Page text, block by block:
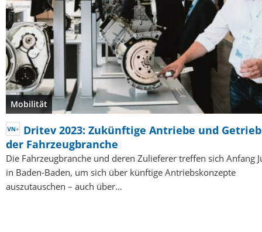
Mobilität
Dritev 2023: Zukünftige Antriebe und
der Fahrzeugbranche
Die Fahrzeugbranche und deren Zulieferer treffen sich Anfang
in Baden-Baden, um sich über künftige Antriebskonzepte
auszutauschen – auch über…